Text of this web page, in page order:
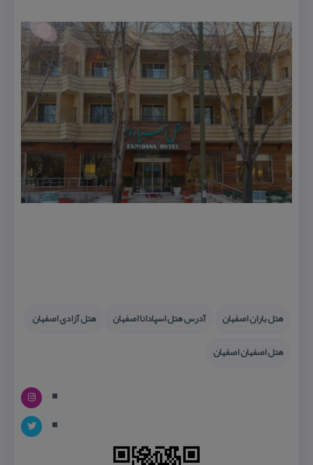
هتل باران اصفهان آدرس هتل اسپادانا اصفهان
هتل آزادی اصفهان
هتل اصفهان اصفهان